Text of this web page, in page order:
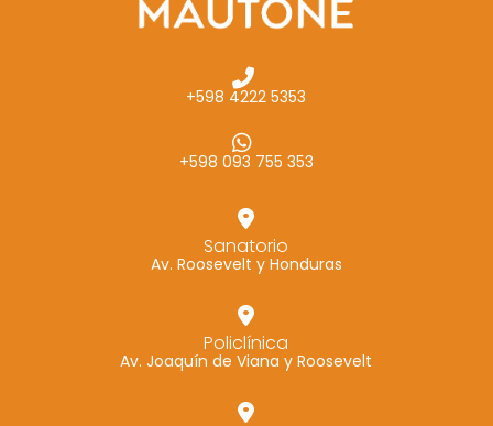
+598 4222 5353
+598 093 755 353
Sanatorio
Av. Roosevelt y Honduras
Policlínica
Av. Joaquín de Viana y Roosevelt